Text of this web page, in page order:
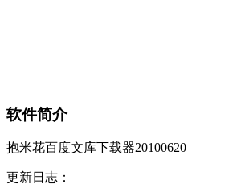
软件简介
抱米花百度文库下载器20100620
更新日志：